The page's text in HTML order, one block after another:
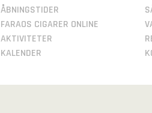
ÅBNINGSTIDER
FARAOS CIGARER ONLINE
AKTIVITETER
KALENDER